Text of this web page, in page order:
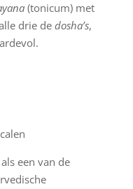
(tonicum) met
drie de dosha’s,
een van de